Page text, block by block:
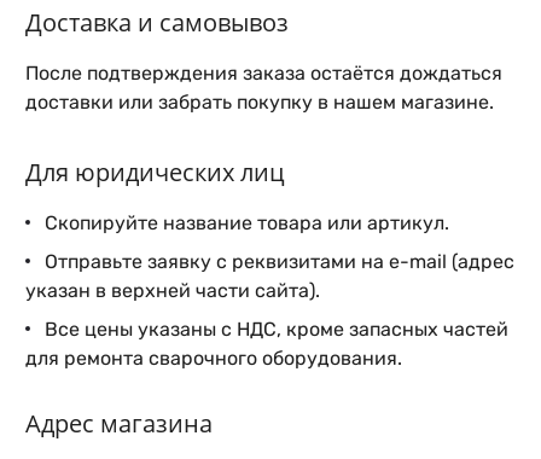
Доставка и самовывоз
После подтверждения заказа остаётся дождаться
доставки или забрать покупку в нашем магазине.
Для юридических лиц
Скопируйте название товара или артикул.
Отправьте заявку с реквизитами на e-mail (адрес
указан в верхней части сайта).
Все цены указаны с НДС, кроме запасных частей
для ремонта сварочного оборудования.
Адрес магазина